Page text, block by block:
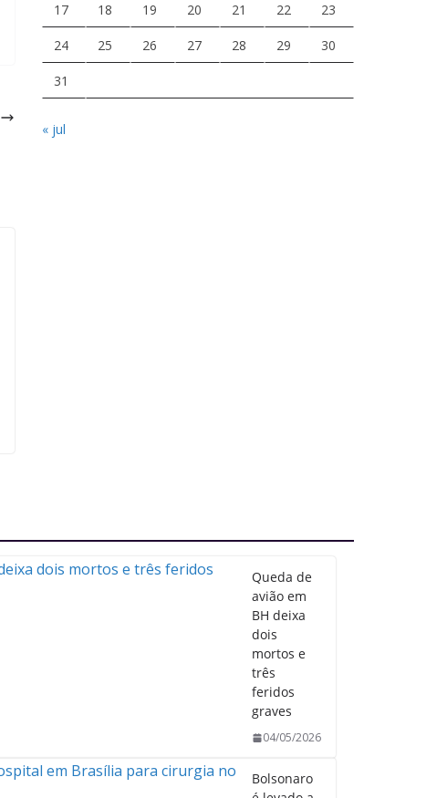
17 18 19 20 21 22 23
24 25 26 27 28 29 30
31
« jul
Queda de
avião em
BH deixa
dois
mortos e
três
feridos
graves
04/05/2026
Bolsonaro